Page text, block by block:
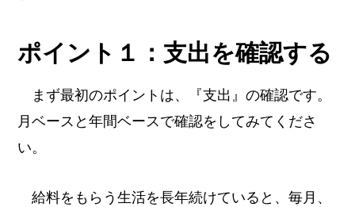
ポイント１：支出を確認する
まず最初のポイントは、『支出』の確認です。
月ベースと年間ベースで確認をしてみてくださ
い。
給料をもらう生活を長年続けていると、毎月、